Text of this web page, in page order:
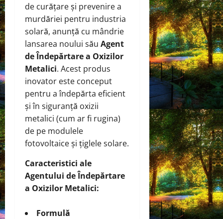
de curățare și prevenire a
murdăriei pentru industria
solară, anunță cu mândrie
lansarea noului său Agent
de Îndepărtare a Oxizilor
Metalici. Acest produs
inovator este conceput
pentru a îndepărta eficient
și în siguranță oxizii
metalici (cum ar fi rugina)
de pe modulele
fotovoltaice și țiglele solare.
Caracteristici ale
Agentului de Îndepărtare
a Oxizilor Metalici:
Formulă